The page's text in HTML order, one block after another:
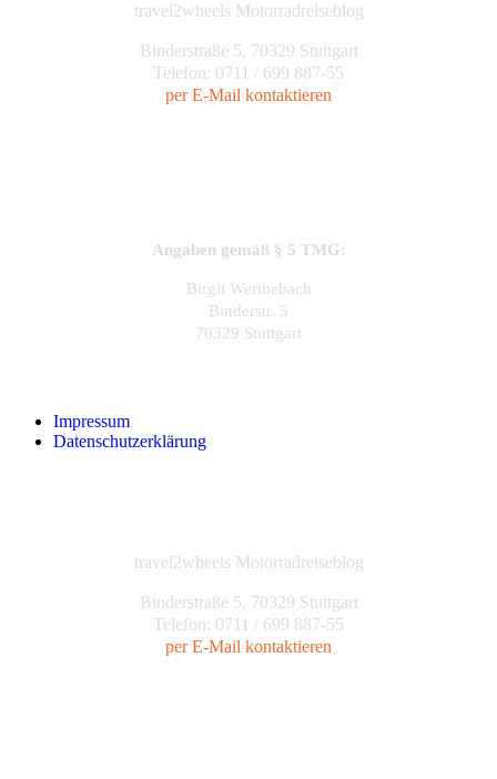
travel2wheels Motorradreiseblog
Binderstraße 5, 70329 Stuttgart
Telefon: 0711 / 699 887-55
per E-Mail kontaktieren
Angaben gemäß § 5 TMG:
Birgit Werthebach
Binderstr. 5
70329 Stuttgart
Impressum
Datenschutzerklärung
travel2wheels Motorradreiseblog
Binderstraße 5, 70329 Stuttgart
Telefon: 0711 / 699 887-55
per E-Mail kontaktieren